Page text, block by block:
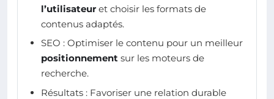
l’utilisateur et choisir les formats de
contenus adaptés.
SEO : Optimiser le contenu pour un meilleur
positionnement sur les moteurs de
recherche.
Résultats : Favoriser une relation durable